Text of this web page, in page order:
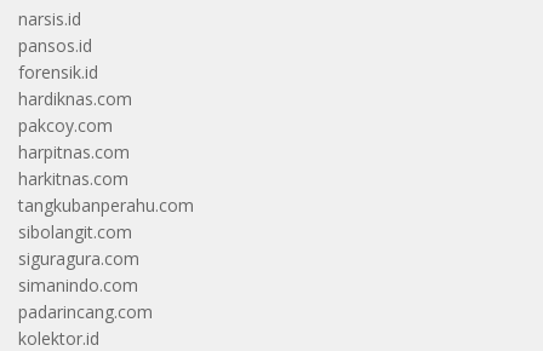
narsis.id
pansos.id
forensik.id
hardiknas.com
pakcoy.com
harpitnas.com
harkitnas.com
tangkubanperahu.com
sibolangit.com
siguragura.com
simanindo.com
padarincang.com
kolektor.id